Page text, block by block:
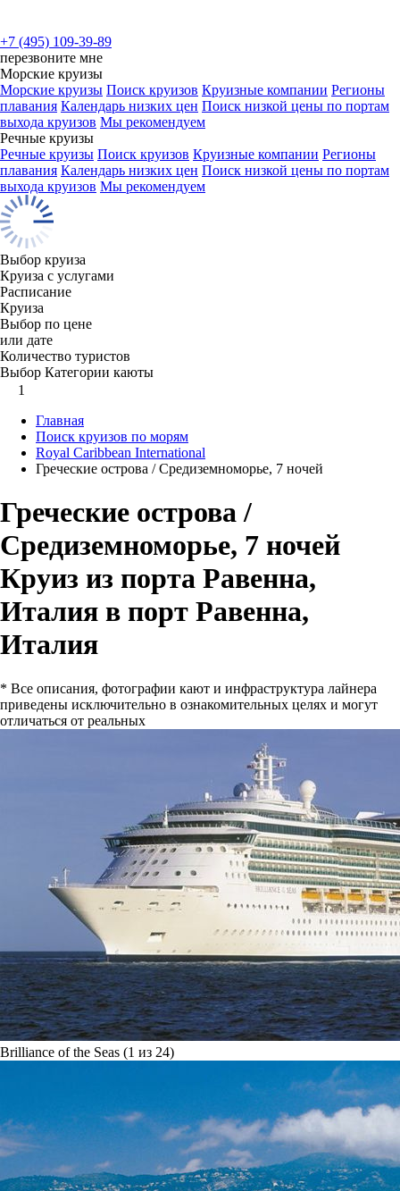
+7 (495) 109-39-89
перезвоните мне
Морские круизы
Морские круизы Поиск круизов Круизные компании Регионы
плавания Календарь низких цен Поиск низкой цены по портам
выхода круизов Мы рекомендуем
Речные круизы
Речные круизы Поиск круизов Круизные компании Регионы
плавания Календарь низких цен Поиск низкой цены по портам
выхода круизов Мы рекомендуем
Выбор круиза
Круиза с услугами
Расписание
Круиза
Выбор по цене
или дате
Количество туристов
Выбор Категории каюты
1
Главная
Поиск круизов по морям
Royal Caribbean International
Греческие острова / Средиземноморье, 7 ночей
Греческие острова /
Средиземноморье, 7 ночей
Круиз из порта Равенна,
Италия в порт Равенна,
Италия
* Все описания, фотографии кают и инфраструктура лайнера
приведены исключительно в ознакомительных целях и могут
отличаться от реальных
Brilliance of the Seas (1 из 24)